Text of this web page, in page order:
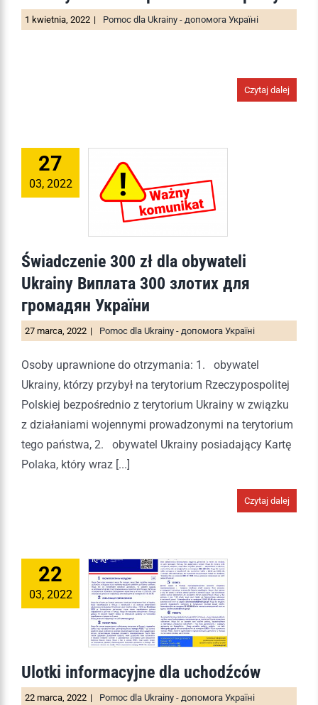
1 kwietnia, 2022 | Pomoc dla Ukrainy - допомога Україні
Czytaj dalej
27
03, 2022
Świadczenie 300 zł dla obywateli
Ukrainy Виплата 300 злотих для
громадян України
27 marca, 2022 | Pomoc dla Ukrainy - допомога Україні
Osoby uprawnione do otrzymania: 1. obywatel
Ukrainy, którzy przybył na terytorium Rzeczypospolitej
Polskiej bezpośrednio z terytorium Ukrainy w związku
z działaniami wojennymi prowadzonymi na terytorium
tego państwa, 2. obywatel Ukrainy posiadający Kartę
Polaka, który wraz [...]
Czytaj dalej
22
03, 2022
Ulotki informacyjne dla uchodźców
22 marca, 2022 | Pomoc dla Ukrainy - допомога Україні